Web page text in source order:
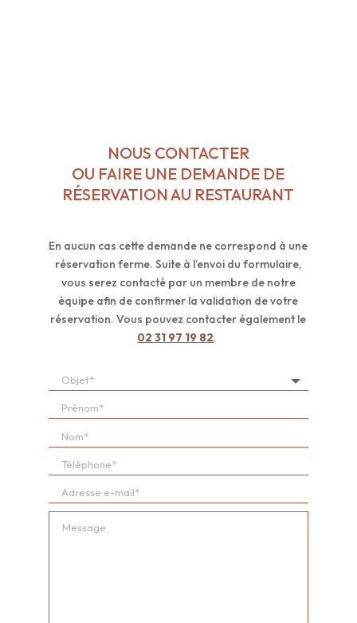
NOUS CONTACTER
OU FAIRE UNE DEMANDE DE
RÉSERVATION AU RESTAURANT
En aucun cas cette demande ne correspond à une
réservation ferme. Suite à l’envoi du formulaire,
vous serez contacté par un membre de notre
équipe afin de confirmer la validation de votre
réservation. Vous pouvez contacter également le
02 31 97 19 82.